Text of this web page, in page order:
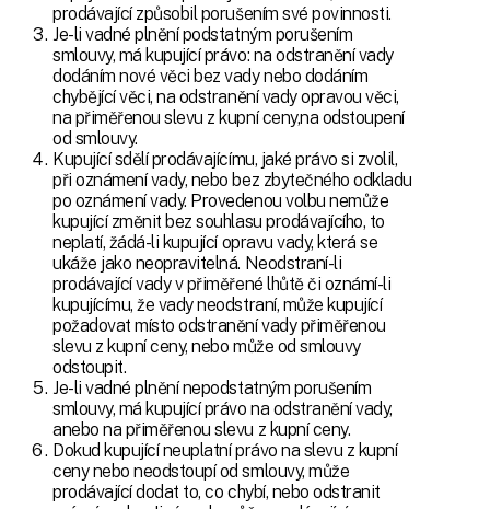
prodávající způsobil porušením své povinnosti.
Je-li vadné plnění podstatným porušením
smlouvy, má kupující právo: na odstranění vady
dodáním nové věci bez vady nebo dodáním
chybějící věci, na odstranění vady opravou věci,
na přiměřenou slevu z kupní ceny,na odstoupení
od smlouvy.
Kupující sdělí prodávajícímu, jaké právo si zvolil,
při oznámení vady, nebo bez zbytečného odkladu
po oznámení vady. Provedenou volbu nemůže
kupující změnit bez souhlasu prodávajícího, to
neplatí, žádá-li kupující opravu vady, která se
ukáže jako neopravitelná. Neodstraní-li
prodávající vady v přiměřené lhůtě či oznámí-li
kupujícímu, že vady neodstraní, může kupující
požadovat místo odstranění vady přiměřenou
slevu z kupní ceny, nebo může od smlouvy
odstoupit.
Je-li vadné plnění nepodstatným porušením
smlouvy, má kupující právo na odstranění vady,
anebo na přiměřenou slevu z kupní ceny.
Dokud kupující neuplatní právo na slevu z kupní
ceny nebo neodstoupí od smlouvy, může
prodávající dodat to, co chybí, nebo odstranit